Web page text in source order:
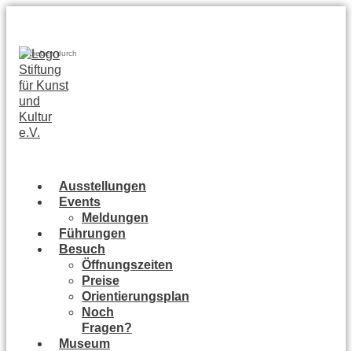
springen
Betrieben durch
Ausstellungen
Events
Meldungen
Führungen
Besuch
Öffnungszeiten
Preise
Orientierungsplan
Noch
Fragen?
Museum